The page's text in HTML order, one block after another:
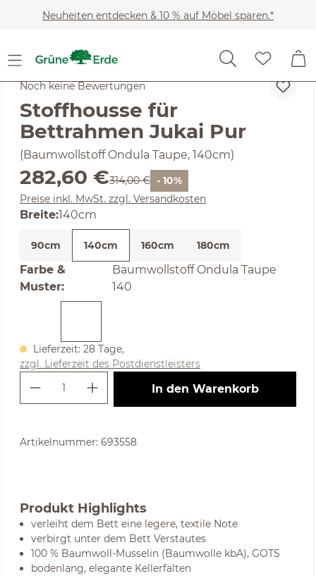
Zum Hauptinhalt springen
Neuheiten entdecken & 10 % auf Möbel sparen.*
Möbel Betten
Hussen
Noch keine Bewertungen
Stoffhousse für
Bettrahmen Jukai Pur
(Baumwollstoff Ondula Taupe, 140cm)
Verkaufspreis:
282,60 €Regulärer Preis:
314,00 € - 10%
Preise inkl. MwSt. zzgl. Versandkosten
Breiteauswählen
:140cm
90cm 140cm 160cm 180cm
Farbe &
Musterauswählen
:
Baumwollstoff Ondula Taupe
140
Lieferzeit: 28 Tage,
zzgl. Lieferzeit des Postdienstleisters
Produkt Anzahl: Gib den
In den Warenkorb
Artikelnummer: 693558
Produkt Highlights
verleiht dem Bett eine legere, textile Note
verbirgt unter dem Bett Verstautes
100 % Baumwoll-Musselin (Baumwolle kbA), GOTS
bodenlang, elegante Kellerfalten